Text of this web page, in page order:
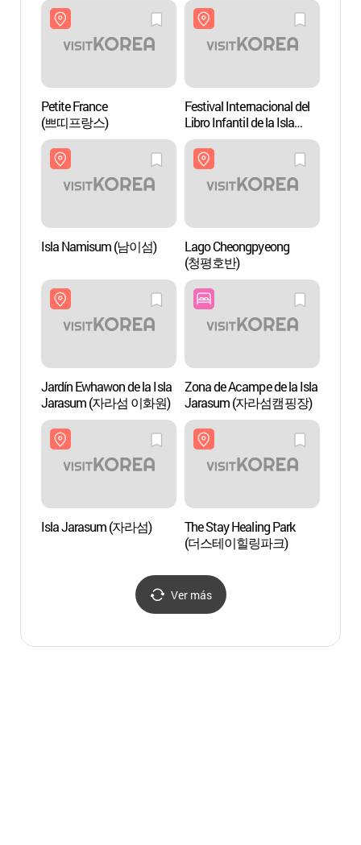
Petite France
(쁘띠프랑스)
Festival Internacional del
Libro Infantil de la Isla
Namisum
(남이섬세계책나라축제)
Isla Namisum (남이섬)
Lago Cheongpyeong
(청평호반)
Jardín Ewhawon de la Isla
Jarasum (자라섬 이화원)
Zona de Acampe de la Isla
Jarasum (자라섬캠핑장)
Isla Jarasum (자라섬)
The Stay Healing Park
(더스테이힐링파크)
Ver más